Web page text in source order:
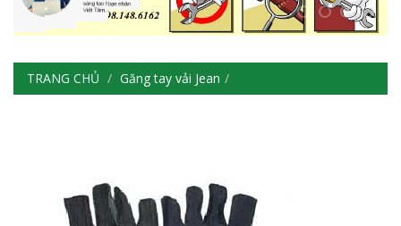
TRANG CHỦ Găng tay vải Jean